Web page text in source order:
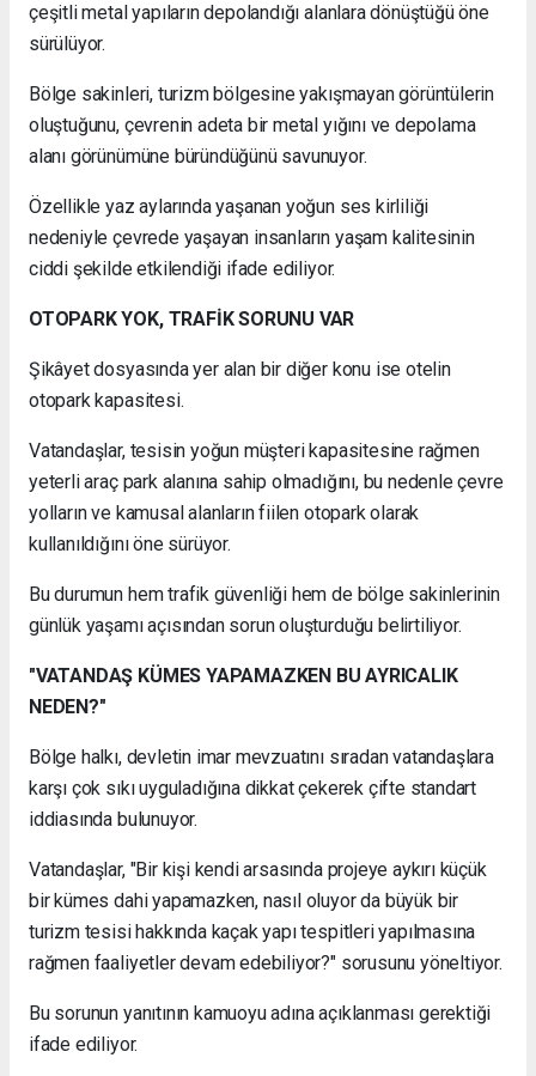
çeşitli metal yapıların depolandığı alanlara dönüştüğü öne
sürülüyor.
Bölge sakinleri, turizm bölgesine yakışmayan görüntülerin
oluştuğunu, çevrenin adeta bir metal yığını ve depolama
alanı görünümüne büründüğünü savunuyor.
Özellikle yaz aylarında yaşanan yoğun ses kirliliği
nedeniyle çevrede yaşayan insanların yaşam kalitesinin
ciddi şekilde etkilendiği ifade ediliyor.
OTOPARK YOK, TRAFİK SORUNU VAR
Şikâyet dosyasında yer alan bir diğer konu ise otelin
otopark kapasitesi.
Vatandaşlar, tesisin yoğun müşteri kapasitesine rağmen
yeterli araç park alanına sahip olmadığını, bu nedenle çevre
yolların ve kamusal alanların fiilen otopark olarak
kullanıldığını öne sürüyor.
Bu durumun hem trafik güvenliği hem de bölge sakinlerinin
günlük yaşamı açısından sorun oluşturduğu belirtiliyor.
"VATANDAŞ KÜMES YAPAMAZKEN BU AYRICALIK
NEDEN?"
Bölge halkı, devletin imar mevzuatını sıradan vatandaşlara
karşı çok sıkı uyguladığına dikkat çekerek çifte standart
iddiasında bulunuyor.
Vatandaşlar, "Bir kişi kendi arsasında projeye aykırı küçük
bir kümes dahi yapamazken, nasıl oluyor da büyük bir
turizm tesisi hakkında kaçak yapı tespitleri yapılmasına
rağmen faaliyetler devam edebiliyor?" sorusunu yöneltiyor.
Bu sorunun yanıtının kamuoyu adına açıklanması gerektiği
ifade ediliyor.